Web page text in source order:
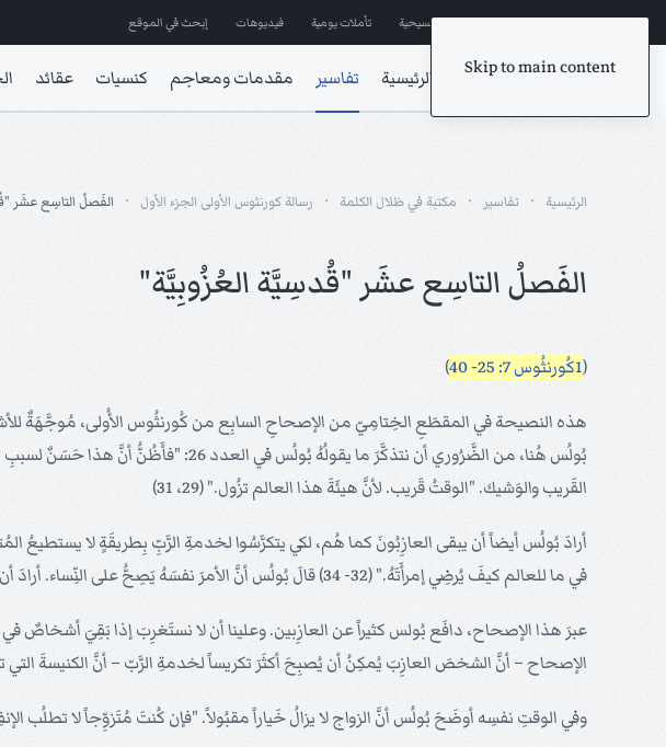
Skip to main content
إشترك في المراسلات ترانيم مسيحية تأملات يومية فيديوهات إبحث في الموقع
الرئيسية تفاسير مقدمات ومعاجم كنسيات عقائد
الرئيسية تفاسير مكتبة في ظلال الكلمة رسالة كورنثوس الأولى الجزء الأول الفَصلُ التاسِع عشَر
الفَصلُ التاسِع عشَر "قُدسِيَّة العُزُوبِيَّة"
(1كُورنثُوس 7: 25- 40 )
هذه النصيحة في المقطَعِ الخِتامِيّ من الإصحاحِ السابِع من كُورنثُوس الأُولى، مُوجَّهَةٌ
بُولُس هُنا، من الضَّرُوري أن نتذكَّرَ ما يقولُهُ بُولُس في العدد 26: "فأَظُنُّ أنَّ هذا حَسَنٌ لسببِ الضِّيقِ الحاضِر أنَّهُ حسَنٌ للإنسان أن يكُونَ هكذا." بالإضافَةِ إلى ما جاءَ أعلاهُ، كانَ بُولُس يعتَقِدُ بِرُجُوعِ
القَريب والوَشيك. "الوقتُ قَريب. لأنَّ هيئَةَ هذا العالم تزُول." (29، 31)
أرادَ بُولُس أيضاً أن يبقى العازِبُونَ كما هُم، لكي يتكرَّسُوا لخدمةِ الرَّبِّ بِطريقَةٍ لا يستطيعُ
في ما للعالم كيفَ يُرضِي إمرأَتَهُ." (32- 34) قالَ بُولُس أنَّ الأمرَ نفسَهُ يَصِحُّ على النِّساء. أرادَ أن يتحرَّرَ العازِبونَ من إنشغالات العالَم.
عبرَ هذا الإصحاح، دافَع بُولس كثيراً عن العازِبين. وعلينا أن لا نستَغرِبَ إذا بَقِيَ أشخاصٌ
الإصحاح – أنَّ الشخصَ العازِبَ يُمكِنُ أن يُصبِحَ أكثَرَ تكريساً لخدمةِ الرَّبّ – أنَّ الكنيسةَ التي
وفي الوقتِ نفسِه أوضَحَ بُولُس أنَّ الزواج لا يزالُ خَياراً مقبُولاً. "فإن كُنتَ مُتَزوِّجاً لا تطلُب